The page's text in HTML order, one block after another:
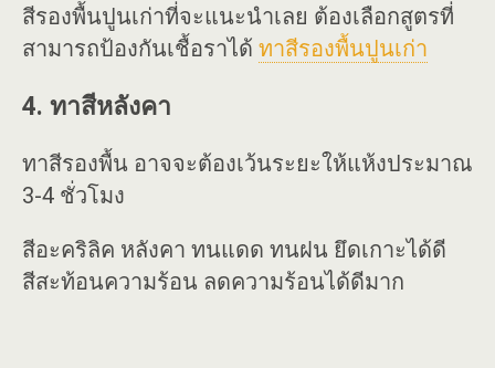
สีรองพื้นปูนเก่าที่จะแนะนำเลย ต้องเลือกสูตรที่
สามารถป้องกันเชื้อราได้ ทาสีรองพื้นปูนเก่า
4. ทาสีหลังคา
ทาสีรองพื้น อาจจะต้องเว้นระยะให้แห้งประมาณ
3-4 ชั่วโมง
สีอะคริลิค หลังคา ทนแดด ทนฝน ยึดเกาะได้ดี
สีสะท้อนความร้อน ลดความร้อนได้ดีมาก